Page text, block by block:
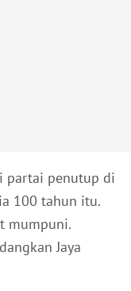
partai penutup di
100 tahun itu.
mumpuni.
Jaya